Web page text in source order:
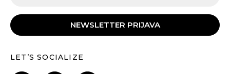
NEWSLETTER PRIJAVA
LET’S SOCIALIZE